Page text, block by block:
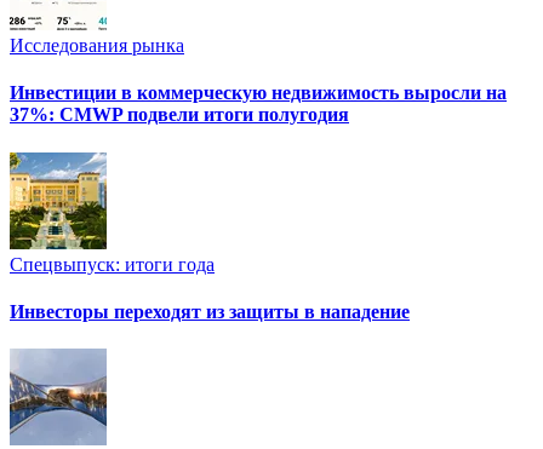
Исследования рынка
Инвестиции в коммерческую недвижимость выросли на
37%: CMWP подвели итоги полугодия
Спецвыпуск: итоги года
Инвесторы переходят из защиты в нападение